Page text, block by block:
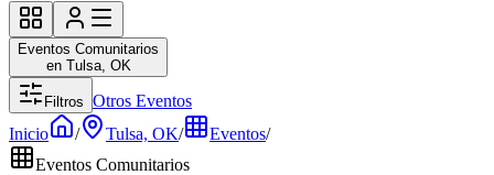
Eventos Comunitarios
en Tulsa, OK
Filtros Otros Eventos
Inicio
/ Tulsa, OK/ Eventos/
Eventos Comunitarios